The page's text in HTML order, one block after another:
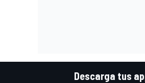
Descarga tus